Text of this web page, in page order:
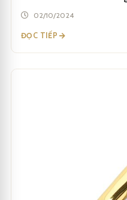
02/10/2024
ĐỌC TIẾP